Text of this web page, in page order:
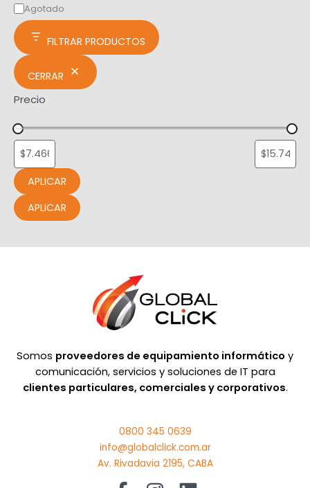
Agotado
FILTRAR PRODUCTOS
CERRAR
Precio
APLICAR
APLICAR
Somos proveedores de equipamiento informático y
comunicación, servicios y soluciones de IT para
clientes particulares, comerciales y corporativos.
0800 345 0639
info@globalclick.com.ar
Av. Rivadavia 2195, CABA